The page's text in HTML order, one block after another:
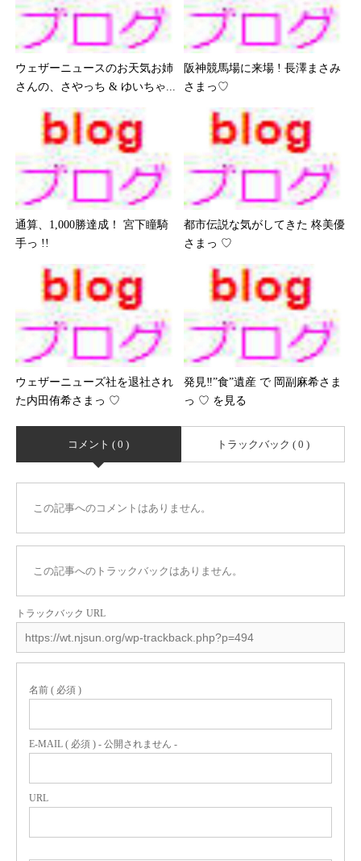
ウェザーニュースのお天気お姉
さんの、さやっち & ゆいちゃ...
阪神競馬場に来場 ! 長澤まさみ
さまっ♡
通算、1,000勝達成！ 宮下瞳騎
手っ !!
都市伝説な気がしてきた 柊美優
さまっ ♡
ウェザーニューズ社を退社され
た内田侑希さまっ ♡
発見‼”食”遺産 で 岡副麻希さま
っ ♡ を見る
コメント ( 0 ) トラックバック ( 0 )
この記事へのコメントはありません。
この記事へのトラックバックはありません。
トラックバック URL
名前 ( 必須 )
E-MAIL ( 必須 ) - 公開されません -
URL